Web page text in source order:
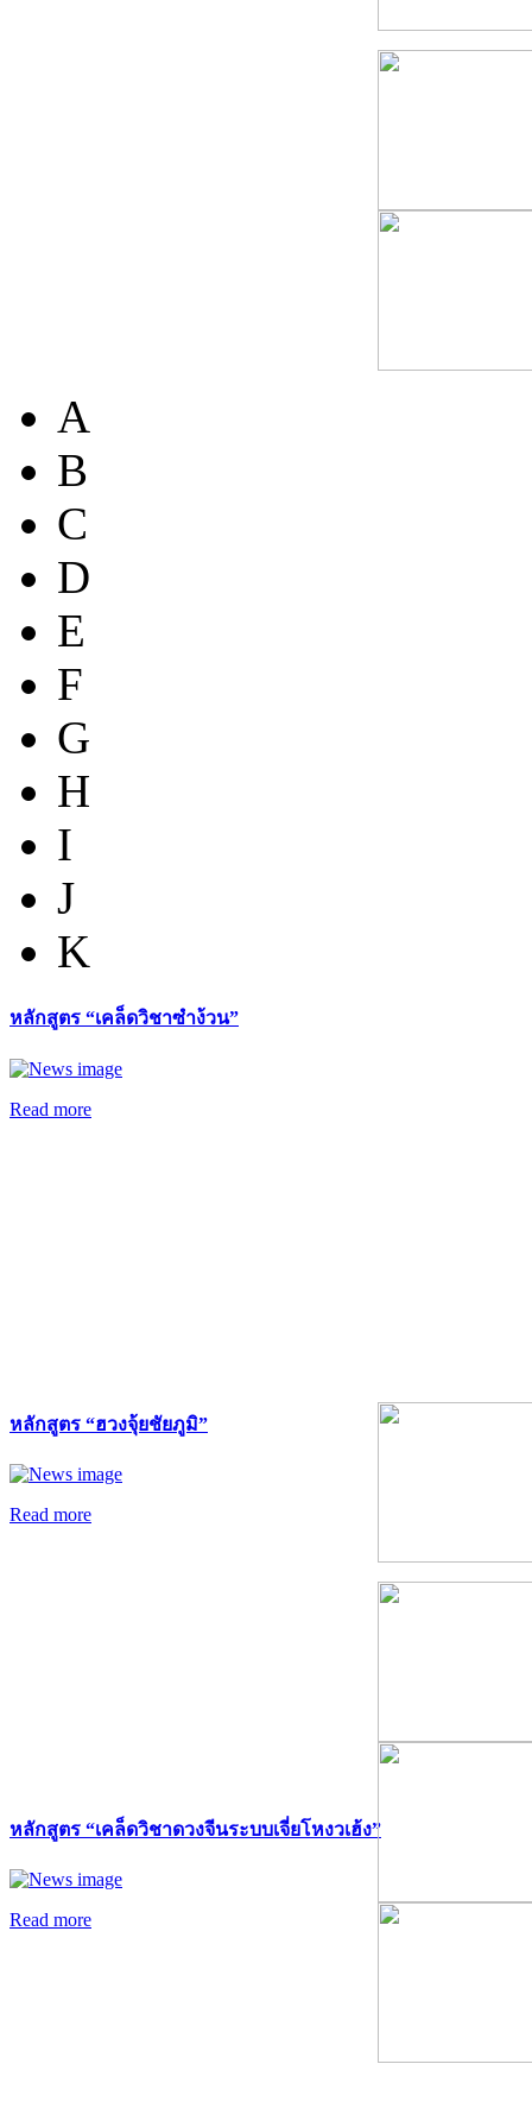
A
B
C
D
E
F
G
H
I
J
K
หลักสูตร “เคล็ดวิชาซำง้วน”
Read more
หลักสูตร “ฮวงจุ้ยชัยภูมิ”
Read more
หลักสูตร “เคล็ดวิชาดวงจีนระบบเจี่ยโหงวเฮ้ง”
Read more